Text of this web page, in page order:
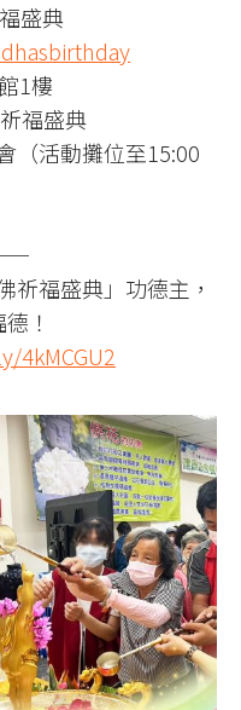
盛典
1樓
福盛典
（活動攤位至15:00
祈福盛典」功德主，
！
4kMCGU2